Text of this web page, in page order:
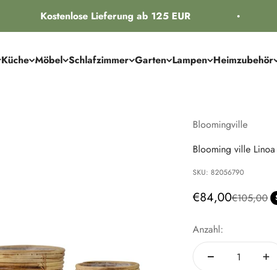
Kostenlose Lieferung ab 125 EUR
Küche Möbel Schlafzimmer Garten Lampen Heimzubehör
Bloomingville
Blooming ville
SKU: 82056790
Angebot
€84,00Regulärer
€105,00
Anzahl: